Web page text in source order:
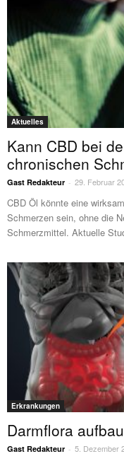
Aktuelles
Kann CBD bei
chronischen
Gast Redakteur - 29. Februar
CBD Öl könnte eine
Schmerzen sein, ohne die
Schmerzmittel. Aktuelle
Erkrankungen
Darmflora
Gast Redakteur - 5. Dezember